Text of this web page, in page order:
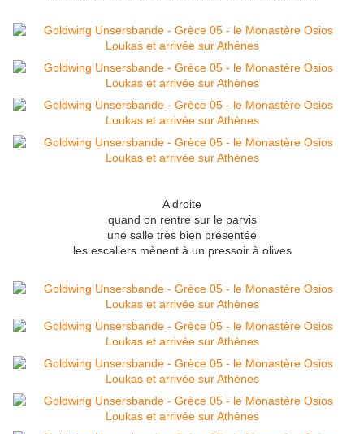
A droite
quand on rentre sur le parvis
une salle très bien présentée
les escaliers mènent à un pressoir à olives